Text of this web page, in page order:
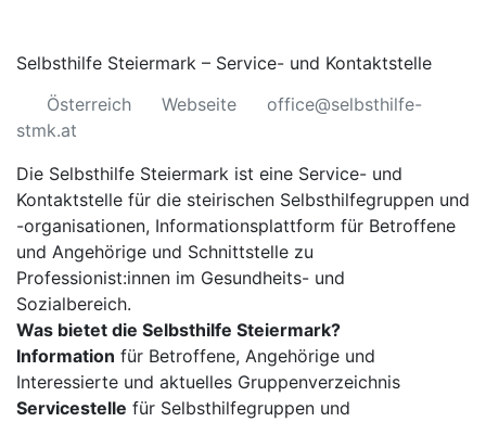
Selbsthilfe Steiermark – Service- und Kontaktstelle
Österreich
Webseite
office@selbsthilfe-
stmk.at
Die Selbsthilfe Steiermark ist eine Service- und
Kontaktstelle für die steirischen Selbsthilfegruppen und
-organisationen, Informationsplattform für Betroffene
und Angehörige und Schnittstelle zu
Professionist:innen im Gesundheits- und
Sozialbereich.
Was bietet die Selbsthilfe Steiermark?
Information für Betroffene, Angehörige und
Interessierte und aktuelles Gruppenverzeichnis
Servicestelle für Selbsthilfegruppen und